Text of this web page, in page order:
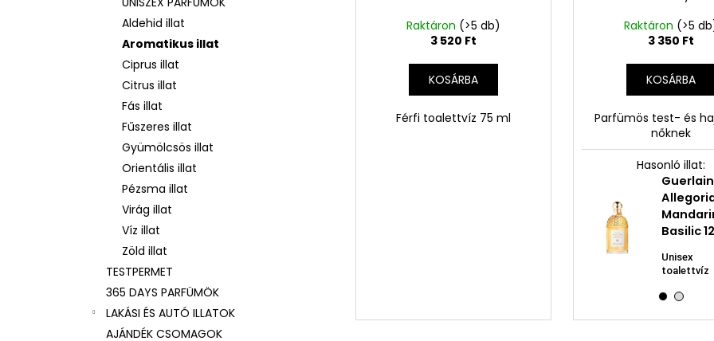
Aldehid illat
Aromatikus illat
Ciprus illat
Citrus illat
Fás illat
Fűszeres illat
Gyümölcsös illat
Orientális illat
Pézsma illat
Virág illat
Víz illat
Zöld illat
TESTPERMET
365 DAYS PARFÜMÖK
LAKÁSI ÉS AUTÓ ILLATOK
AJÁNDÉK CSOMAGOK
Raktáron (>5 db)
3 520 Ft
KOSÁRBA
Férfi toalettvíz 75 ml
Raktáron (>5
3 350 Ft
KOSÁRBA
Parfümös test- és
nőknek
Hasonló illat:
Basilic
Unisex
toalettvíz